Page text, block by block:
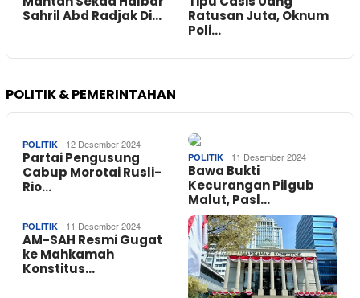
Sahril Abd Radjak Di…
Ratusan Juta, Oknum
Poli…
POLITIK & PEMERINTAHAN
POLITIK 12 Desember 2024
Partai Pengusung
Cabup Morotai Rusli-
Rio…
POLITIK 11 Desember 2024
Bawa Bukti
Kecurangan Pilgub
Malut, Pasl…
POLITIK 11 Desember 2024
AM-SAH Resmi Gugat
ke Mahkamah
Konstitus…